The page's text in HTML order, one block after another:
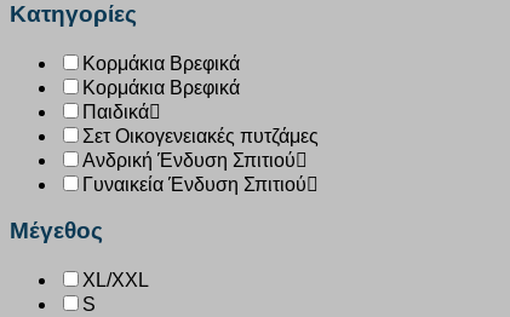
Κατηγορίες
Κορμάκια Βρεφικά
Κορμάκια Βρεφικά
Παιδικά
Σετ Οικογενειακές πυτζάμες
Ανδρική Ένδυση Σπιτιού
Γυναικεία Ένδυση Σπιτιού
Μέγεθος
XL/XXL
S